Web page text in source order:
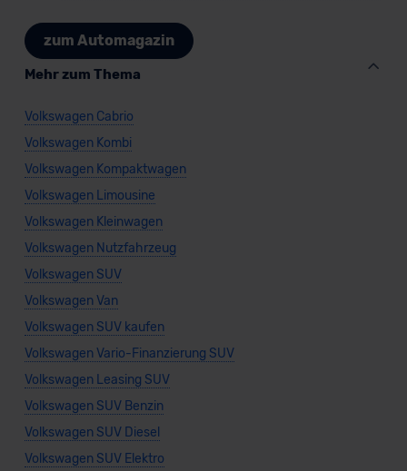
zum Automagazin
Mehr zum Thema
Volkswagen Cabrio
Volkswagen Kombi
Volkswagen Kompaktwagen
Volkswagen Limousine
Volkswagen Kleinwagen
Volkswagen Nutzfahrzeug
Volkswagen SUV
Volkswagen Van
Volkswagen SUV kaufen
Volkswagen Vario-Finanzierung SUV
Volkswagen Leasing SUV
Volkswagen SUV Benzin
Volkswagen SUV Diesel
Volkswagen SUV Elektro